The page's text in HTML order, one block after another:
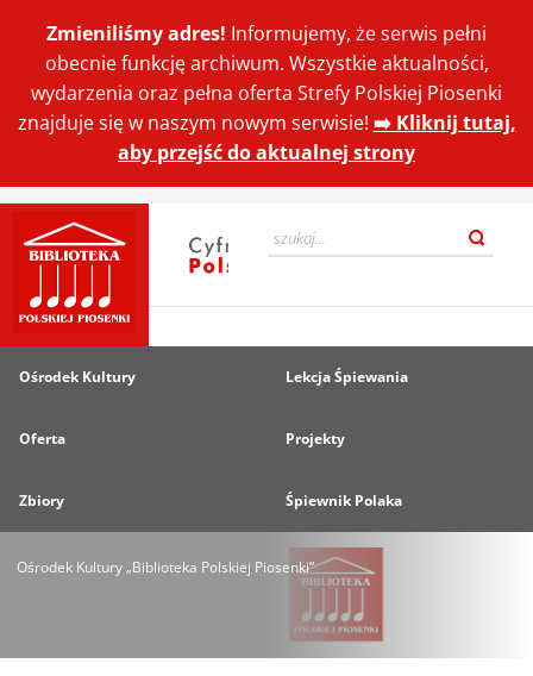
Zmieniliśmy adres! Informujemy, że serwis pełni
obecnie funkcję archiwum. Wszystkie aktualności,
wydarzenia oraz pełna oferta Strefy Polskiej Piosenki
znajduje się w naszym nowym serwisie! ➡️ Kliknij tutaj,
aby przejść do aktualnej strony
Ośrodek Kultury Lekcja Śpiewania
Oferta Projekty
Zbiory Śpiewnik Polaka
Ośrodek Kultury „Biblioteka Polskiej Piosenki”